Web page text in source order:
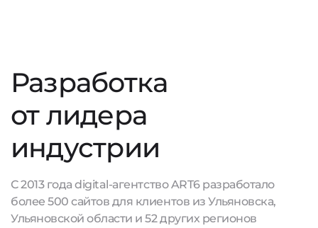
Разработка
от лидера
индустрии
С 2013 года digital-агентство ART6 разработало
более 500 сайтов для клиентов из Ульяновска,
Ульяновской области и 52 других регионов